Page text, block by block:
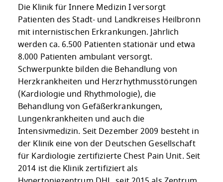
Die Klinik für Innere Medizin I versorgt
Patienten des Stadt- und Landkreises Heilbronn
mit internistischen Erkrankungen. Jährlich
werden ca. 6.500 Patienten stationär und etwa
8.000 Patienten ambulant versorgt.
Schwerpunkte bilden die Behandlung von
Herzkrankheiten und Herzrhythmusstörungen
(Kardiologie und Rhythmologie), die
Behandlung von Gefäßerkrankungen,
Lungenkrankheiten und auch die
Intensivmedizin. Seit Dezember 2009 besteht in
der Klinik eine von der Deutschen Gesellschaft
für Kardiologie zertifizierte Chest Pain Unit. Seit
2014 ist die Klinik zertifiziert als